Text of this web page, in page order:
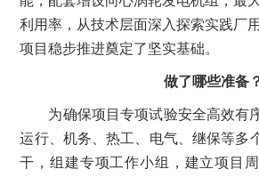
利用率，从技术层面深入探索实践厂
项目稳步推进奠定了坚实基础。
做了哪些准备
为确保项目专项试验安全高效有
运行、机务、热工、电气、继保等多
干，组建专项工作小组，建立项目